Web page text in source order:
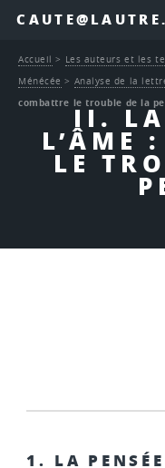
II. LA
L’ÂME
LE
Accueil > Les auteurs et les
Ménécée > Analyse de la
combattre le trouble de la
1. LA